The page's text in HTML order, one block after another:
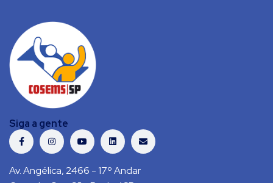
Siga a gente
Av. Angélica, 2466 - 17º Andar